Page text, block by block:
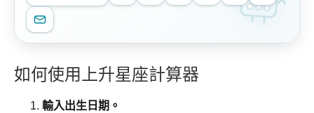
如何使用上升星座計算器
輸入出生日期。